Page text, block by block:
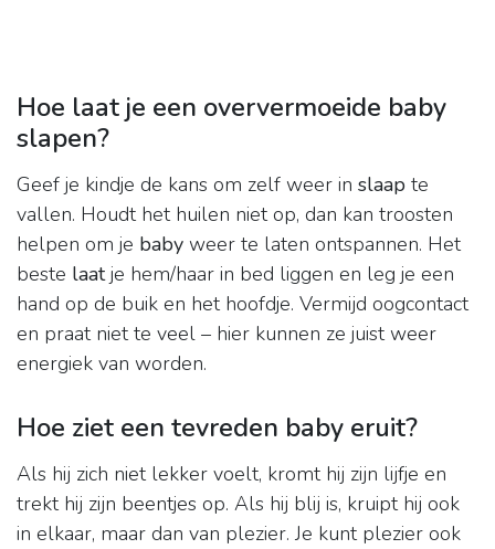
Hoe laat je een oververmoeide baby
slapen?
Geef je kindje de kans om zelf weer in slaap te
vallen. Houdt het huilen niet op, dan kan troosten
helpen om je baby weer te laten ontspannen. Het
beste laatje hem/haar in bed liggen en leg je een
hand op de buik en het hoofdje. Vermijd oogcontact
en praat niet te veel – hier kunnen ze juist weer
energiek van worden.
Hoe ziet een tevreden baby eruit?
Als hij zich niet lekker voelt, kromt hij zijn lijfje en
trekt hij zijn beentjes op. Als hij blij is, kruipt hij ook
in elkaar, maar dan van plezier. Je kunt plezier ook